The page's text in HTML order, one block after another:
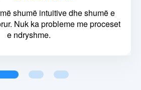
shumë intuitive dhe shumë e
Nuk ka probleme me proceset
e ndryshme.